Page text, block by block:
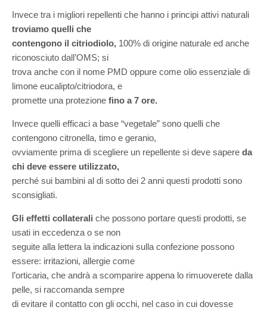
Invece tra i migliori repellenti che hanno i principi attivi naturali
troviamo quelli che
contengono il citriodiolo, 100% di origine naturale ed anche
riconosciuto dall’OMS; si
trova anche con il nome PMD oppure come olio essenziale di
limone eucalipto/citriodora, e
promette una protezione fino a 7 ore.
Invece quelli efficaci a base “vegetale” sono quelli che
contengono citronella, timo e geranio,
ovviamente prima di scegliere un repellente si deve sapere da
chi deve essere utilizzato,
perché sui bambini al di sotto dei 2 anni questi prodotti sono
sconsigliati.
Gli effetti collaterali che possono portare questi prodotti, se
usati in eccedenza o se non
seguite alla lettera la indicazioni sulla confezione possono
essere: irritazioni, allergie come
l’orticaria, che andrà a scomparire appena lo rimuoverete dalla
pelle, si raccomanda sempre
di evitare il contatto con gli occhi, nel caso in cui dovesse